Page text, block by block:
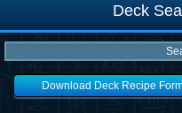
Deck
Download Deck Recipe